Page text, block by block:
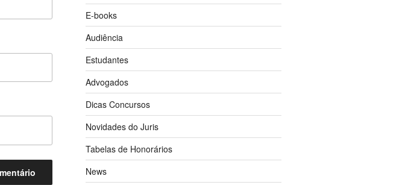
E-books
Audiência
Estudantes
Advogados
Dicas Concursos
Novidades do Juris
Tabelas de Honorários
News